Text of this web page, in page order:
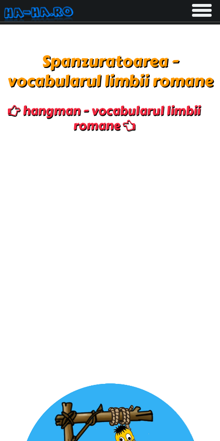
Toggle
Spanzuratoarea -
vocabularul limbii romane
hangman - vocabularul limbii
romane